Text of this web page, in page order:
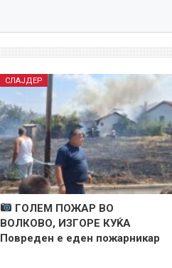
СЛАЈДЕР
ГОЛЕМ ПОЖАР ВО
ВОЛКОВО, ИЗГОРЕ КУЌА
Повреден е еден пожарникар